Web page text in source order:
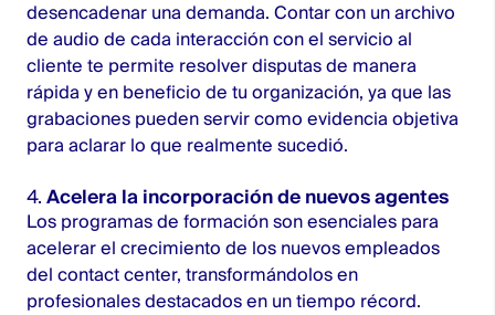
desencadenar una demanda. Contar con un archivo
de audio de cada interacción con el servicio al
cliente te permite resolver disputas de manera
rápida y en beneficio de tu organización, ya que las
grabaciones pueden servir como evidencia objetiva
para aclarar lo que realmente sucedió.
4. Acelera la incorporación de nuevos agentes
Los programas de formación son esenciales para
acelerar el crecimiento de los nuevos empleados
del contact center, transformándolos en
profesionales destacados en un tiempo récord.